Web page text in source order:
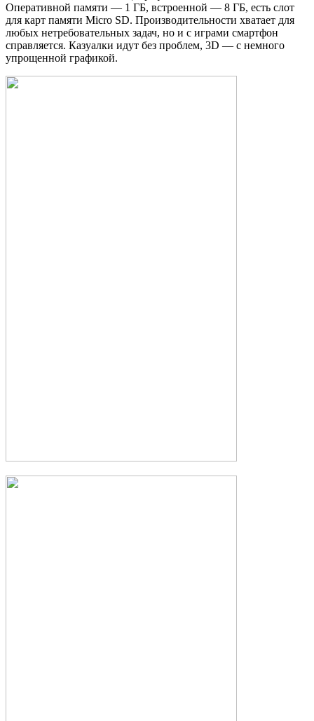
Оперативной памяти — 1 ГБ, встроенной — 8 ГБ, есть слот
для карт памяти Micro SD. Производительности хватает для
любых нетребовательных задач, но и с играми смартфон
справляется. Казуалки идут без проблем, 3D — с немного
упрощенной графикой.